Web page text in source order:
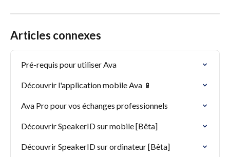
Articles connexes
Pré-requis pour utiliser Ava
Découvrir l'application mobile Ava 📱
Ava Pro pour vos échanges professionnels
Découvrir SpeakerID sur mobile [Bêta]
Découvrir SpeakerID sur ordinateur [Bêta]